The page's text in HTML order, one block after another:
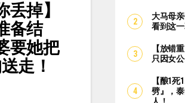
丢掉】
备结
要她把
走！
大马母
看到这
【放错
只因女
【酿1
劈』，
人！